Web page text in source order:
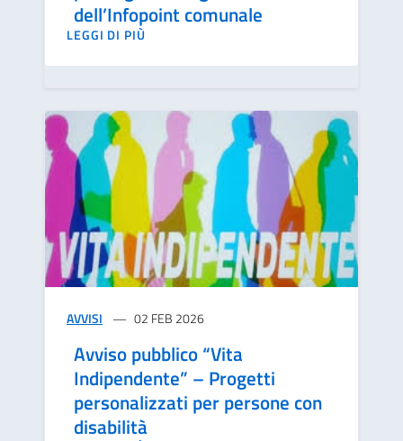
dell’Infopoint comunale
LEGGI DI PIÙ
AVVISI 02 FEB 2026
Avviso pubblico “Vita
Indipendente” – Progetti
personalizzati per persone con
disabilità